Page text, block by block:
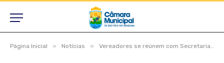
Página Inicial » Notícias » Vereadores se reúnem com Secretaria de Turismo para tratar da 35ª Temporada de Praia